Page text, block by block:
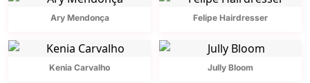
Ary Mendonça Felipe Hairdresser
Kenia Carvalho Jully Bloom